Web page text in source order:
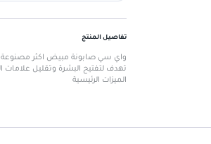
تفاصيل المنتج
واي سي صابونة مبيض اكثر مصنوعة
تهدف لتفتيح البشرة وتقليل
الميزات الرئيسية
يعالج النمش ومشاكل البشرة